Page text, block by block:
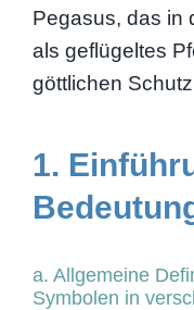
Pegasus, das in
als geflügeltes
göttlichen
1.
a. Allgemeine
Symbolen in